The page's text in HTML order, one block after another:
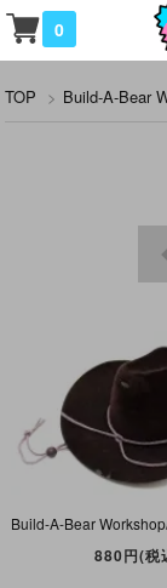
0
TOP > Build-A-Bear
880円(税